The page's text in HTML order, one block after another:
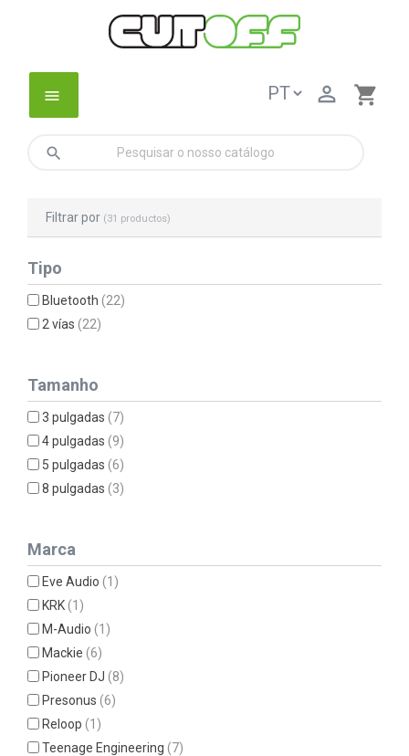
menu shopping_cart

search
Filtrar por (31 productos)
Tipo
Bluetooth(22)
2 vías(22)
Tamanho
3 pulgadas(7)
4 pulgadas(9)
5 pulgadas(6)
8 pulgadas(3)
Marca
Eve Audio(1)
KRK(1)
M-Audio(1)
Mackie(6)
Pioneer DJ(8)
Presonus(6)
Reloop(1)
Teenage Engineering(7)